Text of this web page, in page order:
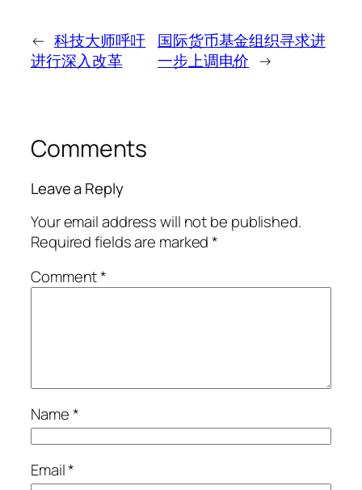
← 科技大师呼吁
进行深入改革
国际货币基金组织寻求进
一步上调电价 →
Comments
Leave a Reply
Your email address will not be published.
Required fields are marked*
Comment*
Name*
Email*